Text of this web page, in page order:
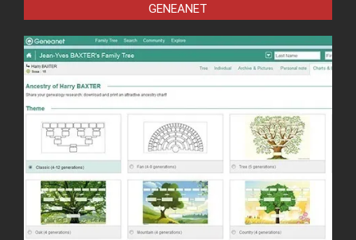
GENEANET